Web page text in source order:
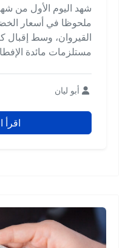
شهد اليوم الأول من
ملحوظا في أسعار
القيروان، وسط إقبال
مستلزمات مائدة
أبو ليان
اقرأ